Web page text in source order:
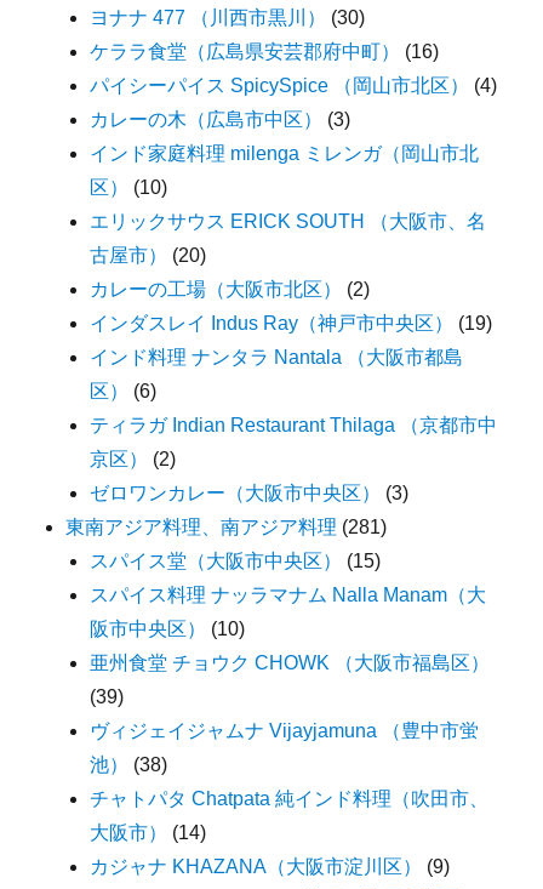
ヨナナ 477 （川西市黒川）
(30)
ケララ食堂（広島県安芸郡府中町）
(16)
パイシーパイス SpicySpice （岡山市北区）
(4)
カレーの木（広島市中区）
(3)
インド家庭料理 milenga ミレンガ（岡山市北
区）
(10)
エリックサウス ERICK SOUTH （大阪市、名
古屋市）
(20)
カレーの工場（大阪市北区）
(2)
インダスレイ Indus Ray（神戸市中央区）
(19)
インド料理 ナンタラ Nantala （大阪市都島
区）
(6)
ティラガ Indian Restaurant Thilaga （京都市中
京区）
(2)
ゼロワンカレー（大阪市中央区）
(3)
東南アジア料理、南アジア料理 (281)
スパイス堂（大阪市中央区）
(15)
スパイス料理 ナッラマナム Nalla Manam（大
阪市中央区）
(10)
亜州食堂 チョウク CHOWK （大阪市福島区）
(39)
ヴィジェイジャムナ Vijayjamuna （豊中市蛍
池）
(38)
チャトパタ Chatpata 純インド料理（吹田市、
大阪市）
(14)
カジャナ KHAZANA（大阪市淀川区）
(9)